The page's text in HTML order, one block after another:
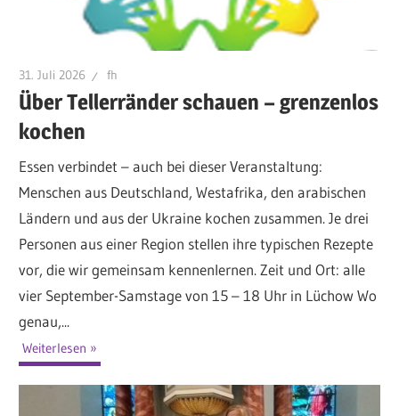
31. Juli 2026 fh
Über Tellerränder schauen – grenzenlos
kochen
Essen verbindet – auch bei dieser Veranstaltung:
Menschen aus Deutschland, Westafrika, den arabischen
Ländern und aus der Ukraine kochen zusammen. Je drei
Personen aus einer Region stellen ihre typischen Rezepte
vor, die wir gemeinsam kennenlernen. Zeit und Ort: alle
vier September-Samstage von 15 – 18 Uhr in Lüchow Wo
genau,...
Weiterlesen